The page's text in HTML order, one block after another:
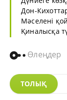
Дон-
Мәселені
Қиналысқа
Өлеңдер
ТОЛЫҚ